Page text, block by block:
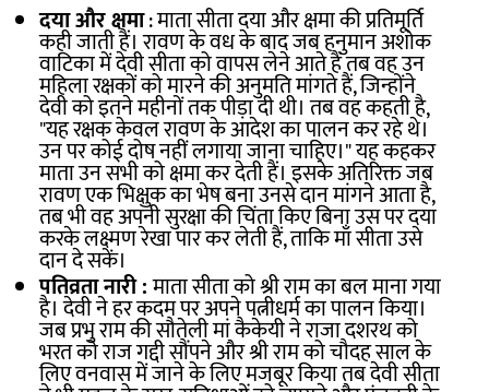
दया और क्षमा: माता सीता दया और क्षमा की प्रतिमूर्ति
कही जाती हैं। रावण के वध के बाद जब हनुमान अशोक
वाटिका में देवी सीता को वापस लेने आते हैं तब वह उन
महिला रक्षकों को मारने की अनुमति मांगते हैं, जिन्होंने
देवी को इतने महीनों तक पीड़ा दी थी। तब वह कहती है,
"यह रक्षक केवल रावण के आदेश का पालन कर रहे थे।
उन पर कोई दोष नहीं लगाया जाना चाहिए।" यह कहकर
माता उन सभी को क्षमा कर देती हैं। इसके अतिरिक्त जब
रावण एक भिक्षुक का भेष बना उनसे दान मांगने आता है,
तब भी वह अपनी सुरक्षा की चिंता किए बिना उस पर दया
करके लक्ष्मण रेखा पार कर लेती हैं, ताकि माँ सीता उसे
दान दे सकें।
पतिव्रता नारी :माता सीता को श्री राम का बल माना गया
है। देवी ने हर कदम पर अपने पत्नीधर्म का पालन किया।
जब प्रभु राम की सौतेली मां कैकेयी ने राजा दशरथ को
भरत को राज गद्दी सौंपने और श्री राम को चौदह साल के
लिए वनवास में जाने के लिए मजबूर किया तब देवी सीता